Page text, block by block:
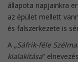
állapota napjainkra
az épület mellett
és falszerkezete is
A „Sáfrik-féle
kialakítása”